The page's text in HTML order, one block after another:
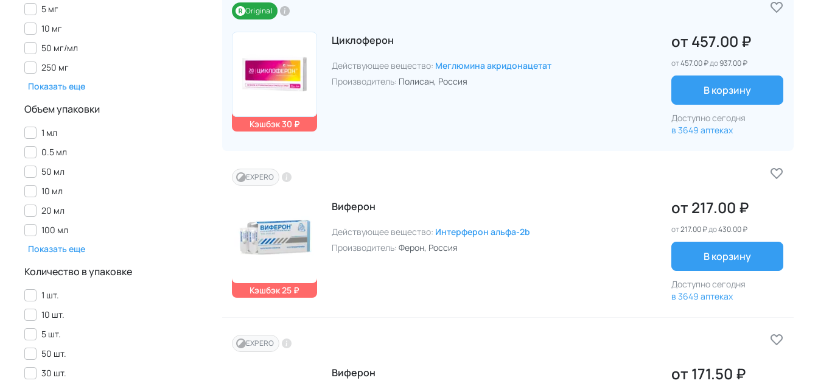
5 мг
10 мг
50 мг/мл
250 мг
Показать еще
Объем упаковки
1 мл
0.5 мл
50 мл
10 мл
20 мл
100 мл
Показать еще
Количество в упаковке
1 шт.
10 шт.
5 шт.
50 шт.
30 шт.
Original
Кэшбэк 30 ₽
Циклоферон
Действующее вещество: Меглюмина акридонацетат
Производитель: Полисан, Россия
от 457.00 ₽
от457.00 ₽до937.00 ₽
В корзину
Доступно сегодня
в 3649 аптеках
EXPERO
Кэшбэк 25 ₽
Виферон
Действующее вещество: Интерферон альфа-2b
Производитель: Ферон, Россия
от 217.00 ₽
от217.00 ₽до430.00 ₽
В корзину
Доступно сегодня
в 3649 аптеках
EXPERO
Виферон от 171.50 ₽